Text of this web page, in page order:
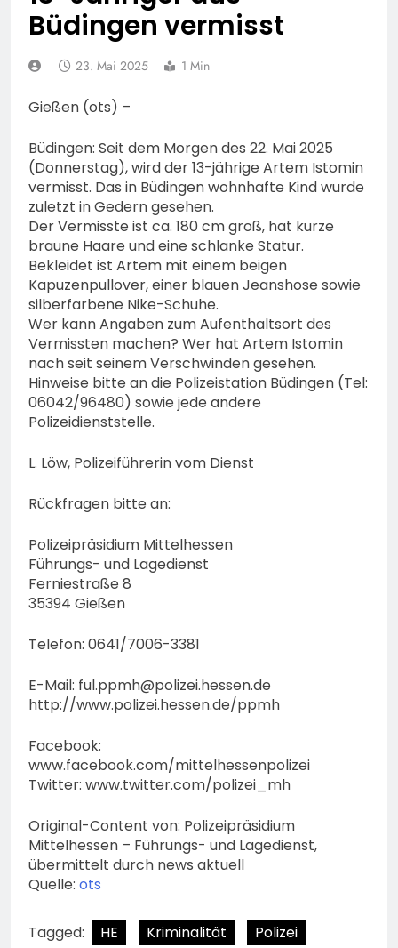
Fahrradcodierung /
Anmeldung erforderlich
Vermisstensuche: Polizei
Aufenthalt von Ricardo
POL-OH: Fahndung nach
Finanzkontrolle
Schwarzarbeit führt an
drei Tagen Kontrollen im
Gastro- und
Sicherheitsgewerbe durch
7. August 2026
POL-OH: 25 Jahre
Polizeipräsidium
Osthessen Jubiläumsfest
am Samstag, 15. August
(11-18 Uhr)- Bürgerinnen
und Bürger erhalten
spannende Einblicke in die
Polizeiarbeit
7. August 2026
Mittelhessen: MARBURG-
BIEDENKOPF: Satz Räder
gefunden – Polizei bittet
um Mithilfe
6. August 2026
POL-OH: Die Polizeistation
Lauterbach hat einen
neuen Leiter:
Amtseinführung von
Markus Höfer
6. August 2026
POL-HR: Folgemeldung:
74-jähriger Claus-Peter
eines Fotos
Büdingen vermisst
23. Mai 2025 1 Min
Gießen (ots) –
Büdingen: Seit dem Morgen des 22. Mai 2025
(Donnerstag), wird der 13-jährige Artem Istomin
vermisst. Das in Büdingen wohnhafte Kind wurde
zuletzt in Gedern gesehen.
Der Vermisste ist ca. 180 cm groß, hat kurze
braune Haare und eine schlanke Statur.
Bekleidet ist Artem mit einem beigen
Kapuzenpullover, einer blauen Jeanshose sowie
silberfarbene Nike-Schuhe.
Wer kann Angaben zum Aufenthaltsort des
Vermissten machen? Wer hat Artem Istomin
nach seit seinem Verschwinden gesehen.
Hinweise bitte an die Polizeistation Büdingen (Tel:
06042/96480) sowie jede andere
Polizeidienststelle.
L. Löw, Polizeiführerin vom Dienst
Rückfragen bitte an:
Polizeipräsidium Mittelhessen
Führungs- und Lagedienst
Ferniestraße 8
35394 Gießen
Telefon: 0641/7006-3381
E-Mail: ful.ppmh@polizei.hessen.de
http://www.polizei.hessen.de/ppmh
Facebook:
www.facebook.com/mittelhessenpolizei
Twitter: www.twitter.com/polizei_mh
Original-Content von: Polizeipräsidium
Mittelhessen – Führungs- und Lagedienst,
übermittelt durch news aktuell
Quelle: ots
Tagged: HE Kriminalität Polizei